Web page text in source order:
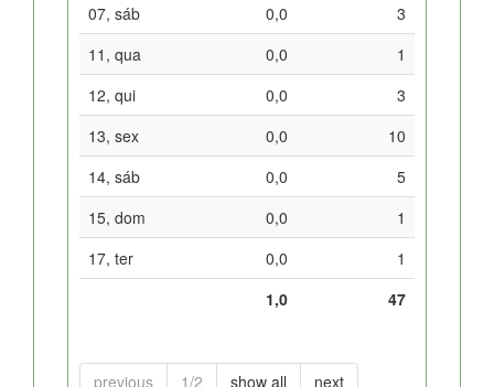
07, sáb
0,0
3
11, qua
0,0
1
12, qui
0,0
3
13, sex
0,0
10
14, sáb
0,0
5
15, dom
0,0
1
17, ter
0,0
1
1,0
47
previous 1/2 show all next